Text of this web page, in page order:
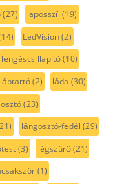
(27) laposszíj (19)
LedVision(2)
lengéscsillapító(10)
lábtartó(2) láda (30)
(23)
lángosztó-fedél (29)
(3) légszűrő(21)
(1)